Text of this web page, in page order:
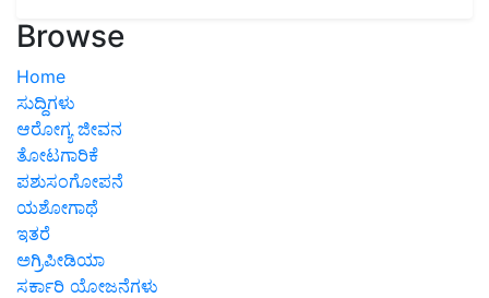
Browse
Home
ಸುದ್ದಿಗಳು
ಆರೋಗ್ಯ ಜೀವನ
ತೋಟಗಾರಿಕೆ
ಪಶುಸಂಗೋಪನೆ
ಯಶೋಗಾಥೆ
ಇತರೆ
ಅಗ್ರಿಪೀಡಿಯಾ
ಸರ್ಕಾರಿ ಯೋಜನೆಗಳು